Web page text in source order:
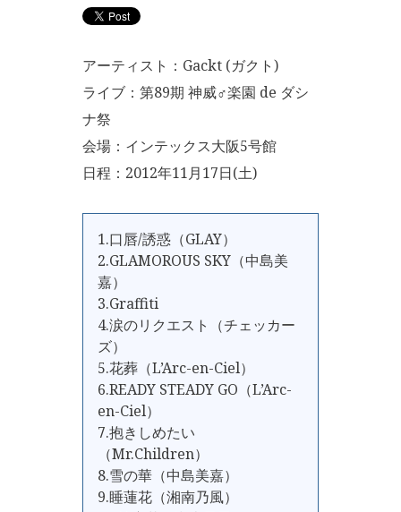
アーティスト：Gackt (ガクト)
ライブ：第89期 神威♂楽園 de ダシ
ナ祭
会場：インテックス大阪5号館
日程：2012年11月17日(土)
1.口唇/誘惑（GLAY）
2.GLAMOROUS SKY（中島美
嘉）
3.Graffiti
4.涙のリクエスト（チェッカー
ズ）
5.花葬（L’Arc-en-Ciel）
6.READY STEADY GO（L’Arc-
en-Ciel）
7.抱きしめたい
（Mr.Children）
8.雪の華（中島美嘉）
9.睡蓮花（湘南乃風）